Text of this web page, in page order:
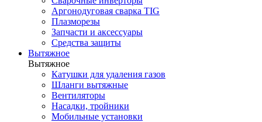
Аргонодуговая сварка TIG
Плазморезы
Запчасти и аксессуары
Средства защиты
Вытяжное
Вытяжное
Катушки для удаления газов
Шланги вытяжные
Вентиляторы
Насадки, тройники
Мобильные установки